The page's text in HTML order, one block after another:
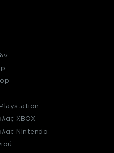
Playstation
XBOX
Nintendo